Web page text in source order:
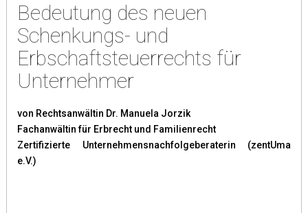
Bedeutung des neuen
Schenkungs- und
Erbschaftsteuerrechts für
Unternehmer
von Rechtsanwältin Dr. Manuela Jorzik
Fachanwältin für Erbrecht und Familienrecht
Zertifizierte Unternehmensnachfolgeberaterin (zentUma
e.V.)